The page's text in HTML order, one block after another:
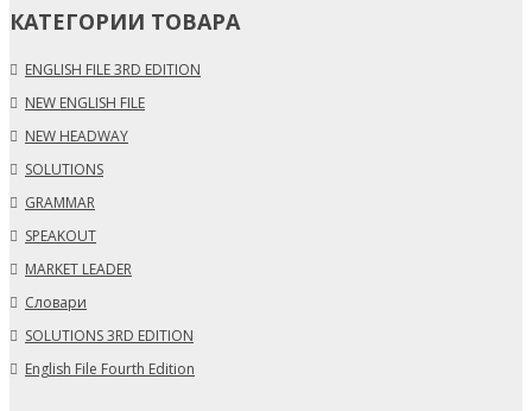
КАТЕГОРИИ ТОВАРА
ENGLISH FILE 3RD EDITION
NEW ENGLISH FILE
NEW HEADWAY
SOLUTIONS
GRAMMAR
SPEAKOUT
MARKET LEADER
Словари
SOLUTIONS 3RD EDITION
English File Fourth Edition